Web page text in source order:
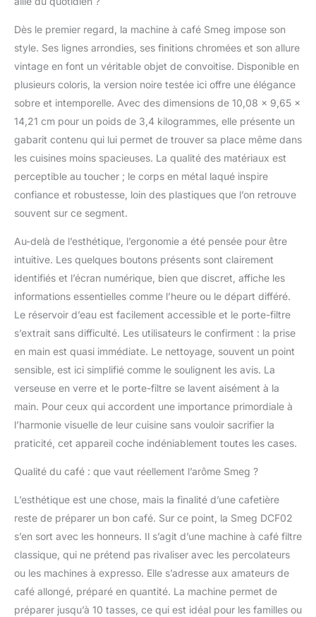
Dès le premier regard, la machine à café Smeg impose son
style. Ses lignes arrondies, ses finitions chromées et son allure
vintage en font un véritable objet de convoitise. Disponible en
plusieurs coloris, la version noire testée ici offre une élégance
sobre et intemporelle. Avec des dimensions de 10,08 x 9,65 x
14,21 cm pour un poids de 3,4 kilogrammes, elle présente un
gabarit contenu qui lui permet de trouver sa place même dans
les cuisines moins spacieuses. La qualité des matériaux est
perceptible au toucher ; le corps en métal laqué inspire
confiance et robustesse, loin des plastiques que l’on retrouve
souvent sur ce segment.
Au-delà de l’esthétique, l’ergonomie a été pensée pour être
intuitive. Les quelques boutons présents sont clairement
identifiés et l’écran numérique, bien que discret, affiche les
informations essentielles comme l’heure ou le départ différé.
Le réservoir d’eau est facilement accessible et le porte-filtre
s’extrait sans difficulté. Les utilisateurs le confirment : la prise
en main est quasi immédiate. Le nettoyage, souvent un point
sensible, est ici simplifié comme le soulignent les avis. La
verseuse en verre et le porte-filtre se lavent aisément à la
main. Pour ceux qui accordent une importance primordiale à
l’harmonie visuelle de leur cuisine sans vouloir sacrifier la
praticité, cet appareil coche indéniablement toutes les cases.
Qualité du café : que vaut réellement l’arôme Smeg ?
L’esthétique est une chose, mais la finalité d’une cafetière
reste de préparer un bon café. Sur ce point, la Smeg DCF02
s’en sort avec les honneurs. Il s’agit d’une machine à café filtre
classique, qui ne prétend pas rivaliser avec les percolateurs
ou les machines à expresso. Elle s’adresse aux amateurs de
café allongé, préparé en quantité. La machine permet de
préparer jusqu’à 10 tasses, ce qui est idéal pour les familles ou